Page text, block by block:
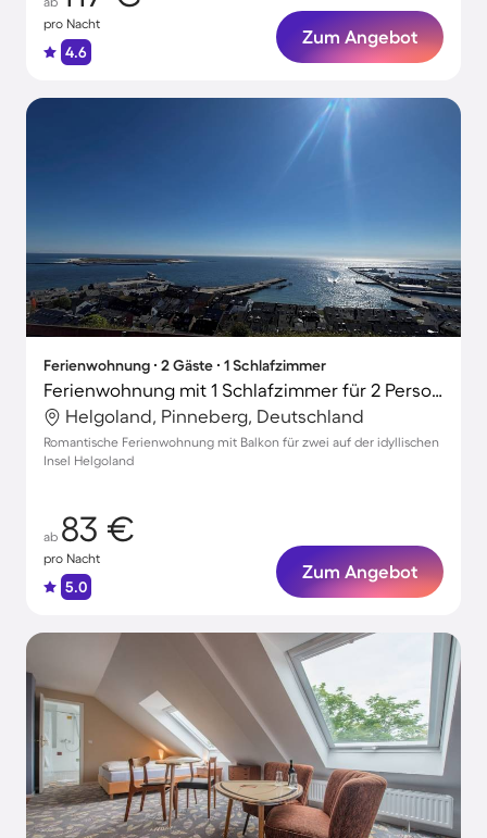
pro Nacht
4.6
Zum Angebot
Ferienwohnung ∙ 2 Gäste ∙ 1 Schlafzimmer
Ferienwohnung mit 1 Schlafzimmer für 2 Personen
Helgoland, Pinneberg, Deutschland
Romantische Ferienwohnung mit Balkon für zwei auf der idyllischen
Insel Helgoland
ab 83 €
pro Nacht
5.0
Zum Angebot